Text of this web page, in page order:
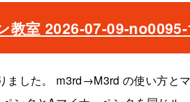
教室 2026-07-09-
ました。 m3rd→M3rd の使い方と